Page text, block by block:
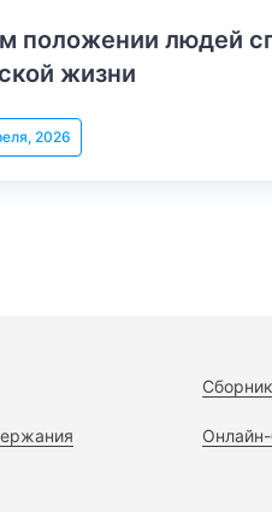
положении людей
жизни
2026
Онлайн-